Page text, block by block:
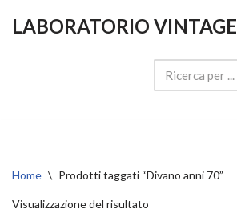
LABORATORIO VINTAGE
Home \ Prodotti taggati “Divano anni 70”
Visualizzazione del risultato